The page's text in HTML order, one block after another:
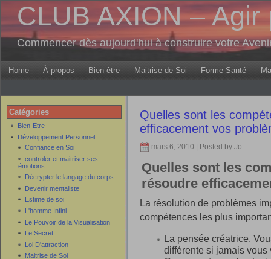
CLUB AXION – Agir
Commencer dès aujourd'hui à construire votre
Home À propos Bien-être Maitrise de Soi Forme Santé
Catégories
Bien-Etre
Développement Personnel
Confiance en Soi
controler et maitriser ses
émotions
Décrypter le langage du corps
Devenir mentaliste
Estime de soi
L'homme Infini
Le Pouvoir de la Visualisation
Le Secret
Loi D'attraction
Maitrise de Soi
Quelles sont les
efficacement vos
mars 6, 2010 | Posted by Jo
Quelles sont les
résoudre
La résolution de problèmes
compétences les plus
La pensée créatrice.
différente si jamais